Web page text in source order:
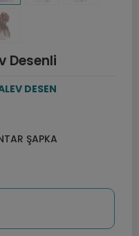
Desenli
DESEN
ŞAPKA